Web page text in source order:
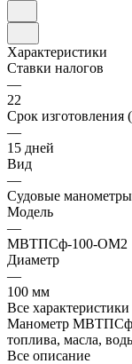
Характеристики
Ставки налогов
—
22
Срок
—
15 дней
Вид
—
Судовые манометры
Модель
—
МВТПСф-100-ОМ2
Диаметр
—
100 мм
Все характеристики
Манометр МВТПСф-
топлива, масла,
Все описание